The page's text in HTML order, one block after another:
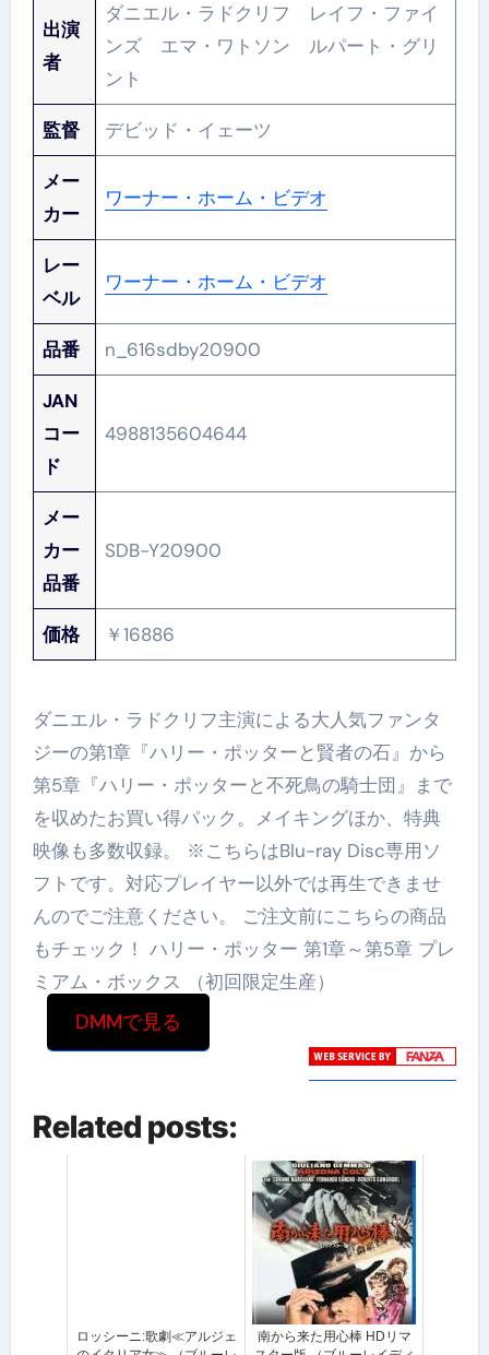
出演
者
ダニエル・ラドクリフ レイフ・ファイ
ンズ エマ・ワトソン ルパート・グリ
ント
監督 デビッド・イェーツ
メー
カー
ワーナー・ホーム・ビデオ
レー
ベル
ワーナー・ホーム・ビデオ
品番 n_616sdby20900
JAN
コー
ド
4988135604644
メー
カー
品番
SDB-Y20900
価格 ￥16886
ダニエル・ラドクリフ主演による大人気ファンタ
ジーの第1章『ハリー・ポッターと賢者の石』から
第5章『ハリー・ポッターと不死鳥の騎士団』まで
を収めたお買い得パック。メイキングほか、特典
映像も多数収録。 ※こちらはBlu-ray Disc専用ソ
フトです。対応プレイヤー以外では再生できませ
んのでご注意ください。 ご注文前にこちらの商品
もチェック！ ハリー・ポッター 第1章～第5章 プレ
ミアム・ボックス （初回限定生産）
DMMで見る
Related posts:
ロッシーニ:歌劇≪アルジェ
南から来た用心棒 HDリマ